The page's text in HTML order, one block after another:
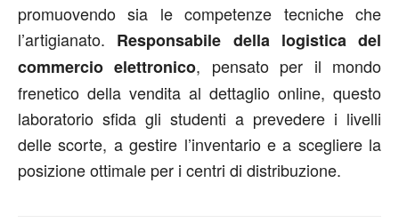
promuovendo sia le competenze tecniche che
l’artigianato. Responsabile della logistica del
commercio elettronico, pensato per il mondo
frenetico della vendita al dettaglio online, questo
laboratorio sfida gli studenti a prevedere i livelli
delle scorte, a gestire l’inventario e a scegliere la
posizione ottimale per i centri di distribuzione.